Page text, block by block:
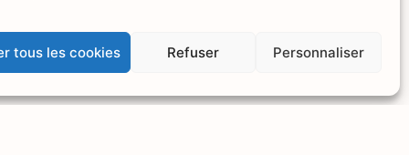
tous les cookies Refuser Personnaliser